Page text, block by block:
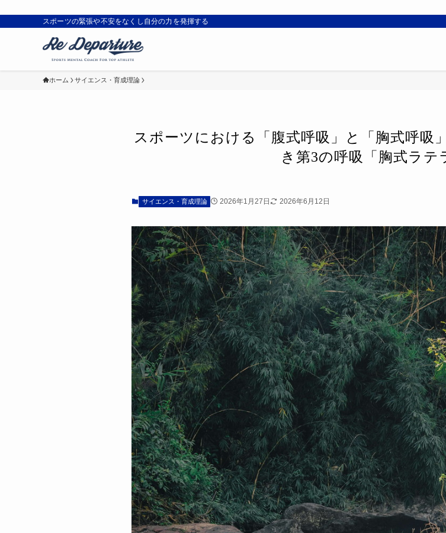
スポーツの緊張や不安をなくし自分の力を発揮する
ホーム サイエンス・育成理論
スポーツにおける「腹式呼吸」と「胸式呼吸
き第3の呼吸「胸式ラテ
サイエンス・育成理論 2026年1月27日 2026年6月12日